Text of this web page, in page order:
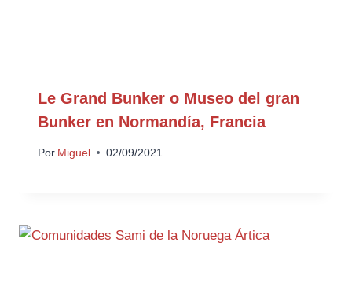
Le Grand Bunker o Museo del gran
Bunker en Normandía, Francia
Por Miguel 02/09/2021